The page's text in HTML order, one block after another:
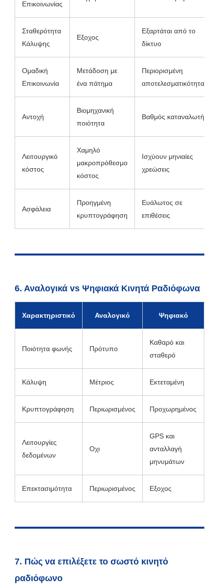
Επικοινωνίας
Σταθερότητα
Κάλυψης
Εξοχος
Εξαρτάται από το
δίκτυο
Ομαδική
Επικοινωνία
Μετάδοση με
ένα πάτημα
Περιορισμένη
αποτελεσματικότητα
Αντοχή
Βιομηχανική
ποιότητα
Βαθμός καταναλωτή
Λειτουργικό
κόστος
Χαμηλό
μακροπρόθεσμο
κόστος
Ισχύουν μηνιαίες
χρεώσεις
Ασφάλεια
Προηγμένη
κρυπτογράφηση
Ευάλωτος σε
επιθέσεις
6. Αναλογικά vs Ψηφιακά Κινητά Ραδιόφωνα
Χαρακτηριστικό Αναλογικό Ψηφιακό
Ποιότητα φωνής Πρότυπο
Καθαρό και
σταθερό
Κάλυψη Μέτριος Εκτεταμένη
Κρυπτογράφηση Περιωρισμένος Προχωρημένος
Λειτουργίες
δεδομένων
Οχι
GPS και
ανταλλαγή
μηνυμάτων
Επεκτασιμότητα Περιωρισμένος Εξοχος
7. Πώς να επιλέξετε το σωστό κινητό
ραδιόφωνο